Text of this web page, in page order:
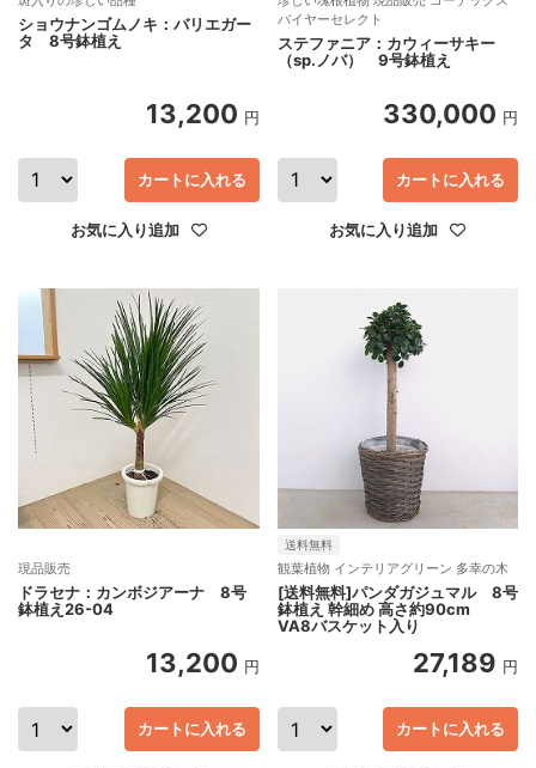
ショウナンゴムノキ：バリエガー
タ 8号鉢植え
13,200 円
お気に入り追加
カートに入れる
バイヤーセレクト
ステファニア：カウィーサキー
（sp.ノバ） 9号鉢植え
330,000 円
お気に入り追加
カートに入れる
現品販売
ドラセナ：カンボジアーナ 8号
鉢植え26-04
13,200 円
カートに入れる
送料無料
観葉植物 インテリアグリーン 多幸の木
[送料無料]パンダガジュマル 8号
鉢植え 幹細め 高さ約90cm
VA8バスケット入り
27,189 円
カートに入れる